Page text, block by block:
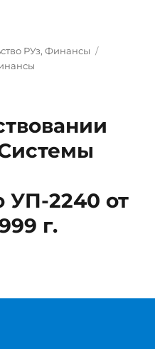
ввоза и вывоза
РУз,Финансы
УП-2240 от
г.